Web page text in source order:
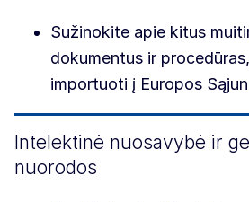
Sužinokite apie kitus
dokumentus ir
importuoti į Europos
Intelektinė nuosavybė ir
nuorodos